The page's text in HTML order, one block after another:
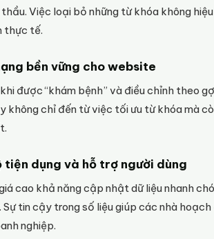
Việc loại bỏ những từ khóa không
thực tế.
bền vững cho website
được “khám bệnh” và điều chỉnh theo
không chỉ đến từ việc tối ưu từ khóa mà
tiện dụng và hỗ trợ người dùng
cao khả năng cập nhật dữ liệu nhanh
Sự tin cậy trong số liệu giúp các nhà
nghiệp.